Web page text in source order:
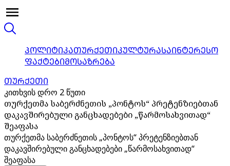
ᲞᲝᲚᲘᲢᲘᲙᲐᲗᲣᲠᲥᲔᲗᲘᲙᲣᲚᲢᲣᲠᲐᲡᲐᲘᲜᲢᲔᲠᲔᲡᲝ
ᲤᲐᲥᲢᲔᲑᲘᲛᲝᲡᲐᲖᲠᲔᲑᲐ
ᲗᲣᲠᲥᲔᲗᲘ
კითხვის დრო 2 წუთი
თურქეთმა საბერძნეთის „პონტოს“ პრეტენზიებთან
დაკავშირებული განცხადებები „წარმოსახვითად“
შეაფასა
თურქეთმა საბერძნეთის „პონტოს“ პრეტენზიებთან
დაკავშირებული განცხადებები „წარმოსახვითად“
შეაფასა